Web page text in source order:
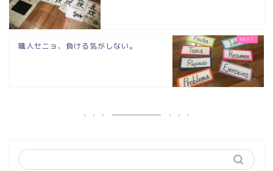
職人セニョ、負ける気がしない。